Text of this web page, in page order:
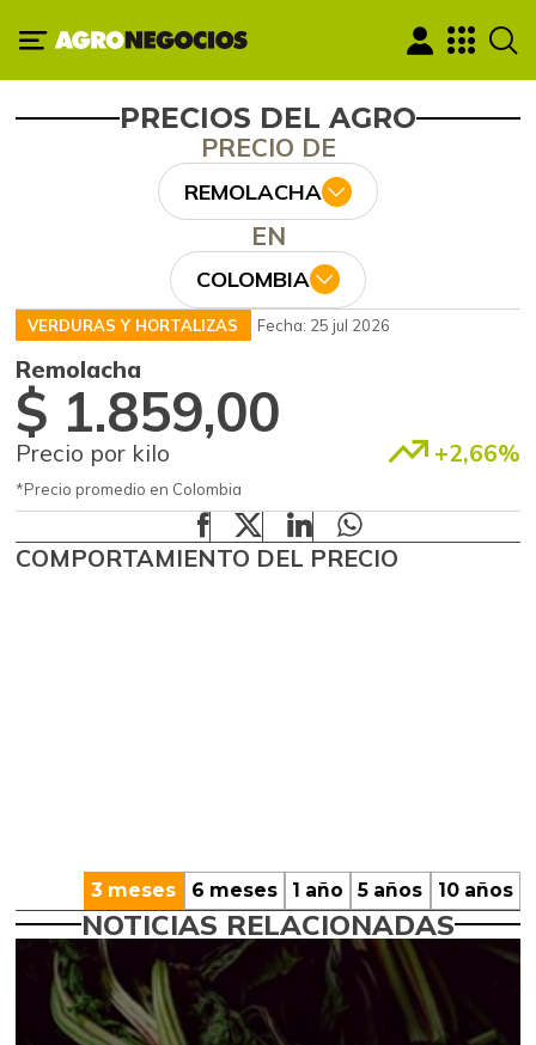
PRECIOS DEL AGRO
PRECIO DE
REMOLACHA
EN
COLOMBIA
VERDURAS Y HORTALIZAS Fecha: 25 jul 2026
Remolacha
$ 1.859,00
Precio por kilo +2,66%
*Precio promedio en Colombia
COMPORTAMIENTO DEL PRECIO
3 meses 6 meses 1 año 5 años 10 años
NOTICIAS RELACIONADAS